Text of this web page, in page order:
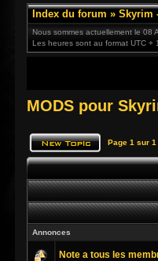
Index du forum » Skyrim
Nous sommes actuellement le 08
Les heures sont au format UTC +
MODS pour
Page 1 sur 1
Annonces
Note a tous les